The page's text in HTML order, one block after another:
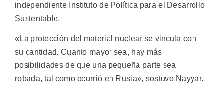
independiente Instituto de Política para el Desarrollo
Sustentable.
«La protección del material nuclear se vincula con
su cantidad. Cuanto mayor sea, hay más
posibilidades de que una pequeña parte sea
robada, tal como ocurrió en Rusia», sostuvo Nayyar.